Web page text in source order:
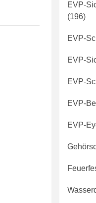
EVP-
(196)
EVP-
EVP-
EVP-
EVP-
EVP-